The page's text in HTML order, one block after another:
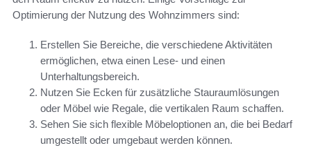
Optimierung der Nutzung des Wohnzimmers sind:
Erstellen Sie Bereiche, die verschiedene Aktivitäten
ermöglichen, etwa einen Lese- und einen
Unterhaltungsbereich.
Nutzen Sie Ecken für zusätzliche Stauraumlösungen
oder Möbel wie Regale, die vertikalen Raum schaffen.
Sehen Sie sich flexible Möbeloptionen an, die bei Bedarf
umgestellt oder umgebaut werden können.